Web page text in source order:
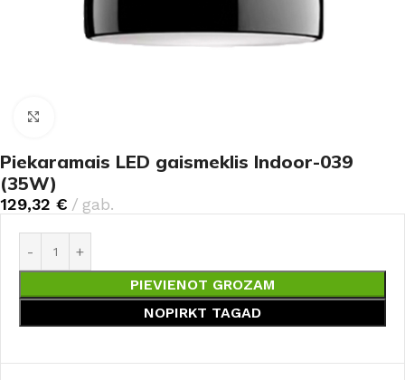
Piekaramais LED gaismeklis Indoor-039
(35W)
129,32 € gab.
PIEVIENOT GROZAM
NOPIRKT TAGAD